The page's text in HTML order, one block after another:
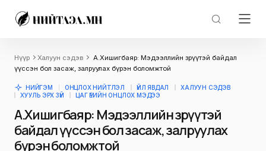
Нүүр Халуун сэдэв
А.Хишигбаяр: Мэдээллийн зөрүүтэй байдал
үүссэн бол засаж, залруулах бүрэн боломжтой
НИЙГЭМ ОНЦЛОХ НИЙТЛЭЛ ҮЙЛ ЯВДАЛ
ХАЛУУН СЭДЭВ
ХУУЛЬ ЭРХ ЗҮЙ
ЦАГ ҮЕИЙН ОНЦЛОХ МЭДЭЭ
А.Хишигбаяр: Мэдээллийн зөрүүтэй
байдал үүссэн бол засаж, залруулах
бүрэн боломжтой